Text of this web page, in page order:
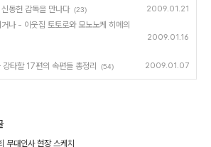
동헌 감독을 만나다 (23) 2009.01.21
나 - 이웃집 토토로와 모노노케 히메의
2009.01.16
타할 17편의 속편들 총정리 (54) 2009.01.07
무대인사 현장 스케치